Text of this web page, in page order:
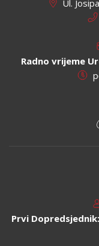
Ul.
Radno vrijeme
Prvi